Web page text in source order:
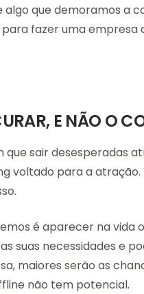
algo que demoramos a
fazer uma empresa
E NÃO O
sair desesperadas
voltado para a atração.
é aparecer na vida
suas necessidades e
maiores serão as
não tem potencial.